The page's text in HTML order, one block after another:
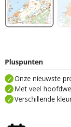
Pluspunten
Onze nieuwste
Met veel
Verschillende